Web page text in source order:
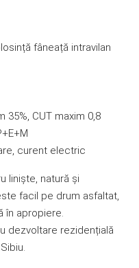
fâneață intravilan
35%, CUT maxim 0,8
curent electric
liniște, natură și
facil pe drum asfaltat,
în apropiere.
dezvoltare rezidențială